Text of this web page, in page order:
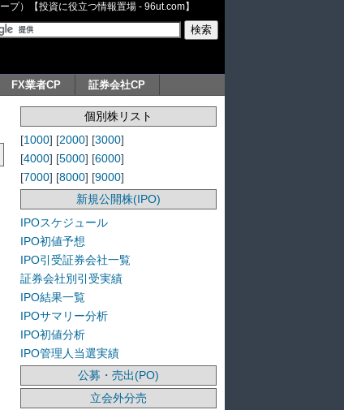
プ）【投資に役立つ情報置場 - 96ut.com】
FX業者CP 証券会社CP
個別株リスト
[1000] [2000] [3000]
[4000] [5000] [6000]
[7000] [8000] [9000]
新規公開株(IPO)
IPOスケジュール
IPO初値予想
IPO引受証券会社一覧
証券会社別引受実績
IPO結果一覧
IPOサマリー分析
IPO初値分析
IPO管理人当選実績
公募・売出(PO)
立会外分売